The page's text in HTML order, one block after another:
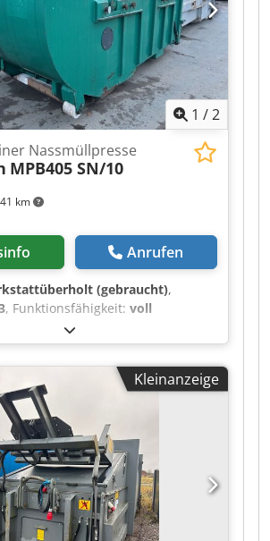
1 /2
km
Nassmüllpresse
MPB405 SN/10
Anrufen
(gebraucht),
, Funktionsfähigkeit: voll
, Nassmüllpresse Presscontainer
SN/10 für Absetzkipper
geprüft, gewartet, voll
Dksdpfsvmwpwsx Alaor
RAL-Farbe möglich
wir ein Angebot inkl. Anlieferung.
Kleinanzeige